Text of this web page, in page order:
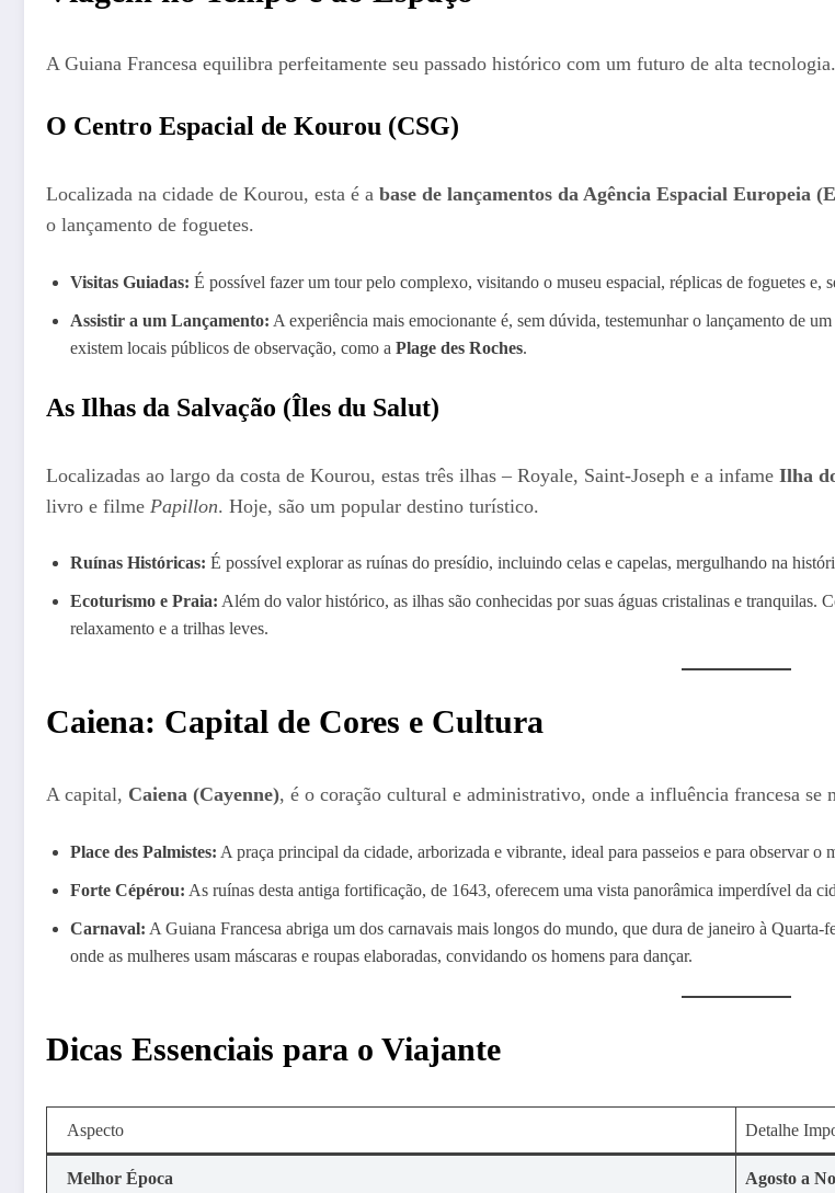
A Guiana Francesa equilibra perfeitamente seu passado histórico com um futuro de alta tecnologia.
O Centro Espacial de Kourou (CSG)
Localizada na cidade de Kourou, esta é a base de lançamentos da Agência Espacial Europeia
o lançamento de foguetes.
Visitas Guiadas: É possível fazer um tour pelo complexo, visitando o museu espacial, réplicas de foguetes e,
Assistir a um Lançamento: A experiência mais emocionante é, sem dúvida, testemunhar o lançamento de
existem locais públicos de observação, como a Plage des Roches.
As Ilhas da Salvação (Îles du Salut)
Localizadas ao largo da costa de Kourou, estas três ilhas – Royale, Saint-Joseph e a infame Ilha
livro e filme Papillon. Hoje, são um popular destino turístico.
Ruínas Históricas: É possível explorar as ruínas do presídio, incluindo celas e capelas, mergulhando na
Ecoturismo e Praia: Além do valor histórico, as ilhas são conhecidas por suas águas cristalinas e tranquilas.
relaxamento e a trilhas leves.
Caiena: Capital de Cores e Cultura
A capital, Caiena (Cayenne), é o coração cultural e administrativo, onde a influência francesa se
Place des Palmistes: A praça principal da cidade, arborizada e vibrante, ideal para passeios e para observar o
Forte Cépérou: As ruínas desta antiga fortificação, de 1643, oferecem uma vista panorâmica imperdível da
Carnaval: A Guiana Francesa abriga um dos carnavais mais longos do mundo, que dura de janeiro à Quarta-
onde as mulheres usam máscaras e roupas elaboradas, convidando os homens para dançar.
Dicas Essenciais para o Viajante
Aspecto Detalhe
Melhor Época Agosto a